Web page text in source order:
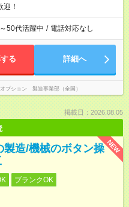
！
50代活躍中 / 電話対応なし
る 詳細へ
プション 製造事業部（全国）
掲載日：2026.08.05
NEW
製造/機械のボタン操
ブランクOK